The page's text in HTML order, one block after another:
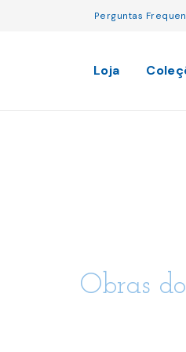
Perguntas
Loja
Obras